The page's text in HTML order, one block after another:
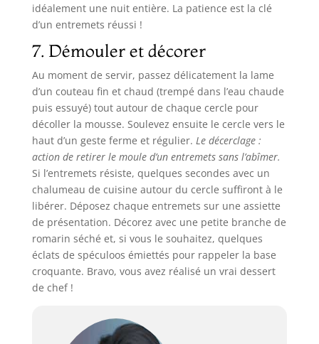
idéalement une nuit entière. La patience est la clé
d’un entremets réussi !
7. Démouler et décorer
Au moment de servir, passez délicatement la lame
d’un couteau fin et chaud (trempé dans l’eau chaude
puis essuyé) tout autour de chaque cercle pour
décoller la mousse. Soulevez ensuite le cercle vers le
haut d’un geste ferme et régulier. Le décerclage :
action de retirer le moule d’un entremets sans l’abîmer.
Si l’entremets résiste, quelques secondes avec un
chalumeau de cuisine autour du cercle suffiront à le
libérer. Déposez chaque entremets sur une assiette
de présentation. Décorez avec une petite branche de
romarin séché et, si vous le souhaitez, quelques
éclats de spéculoos émiettés pour rappeler la base
croquante. Bravo, vous avez réalisé un vrai dessert
de chef !